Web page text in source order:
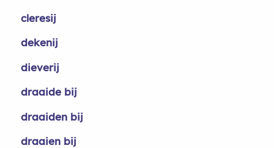
cleresij
dekenij
dieverij
draaide bij
draaiden bij
draaien bij